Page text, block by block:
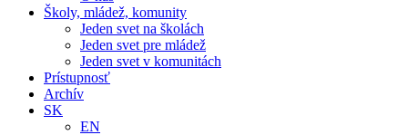
Školy, mládež, komunity
Jeden svet na školách
Jeden svet pre mládež
Jeden svet v komunitách
Prístupnosť
Archív
SK
EN